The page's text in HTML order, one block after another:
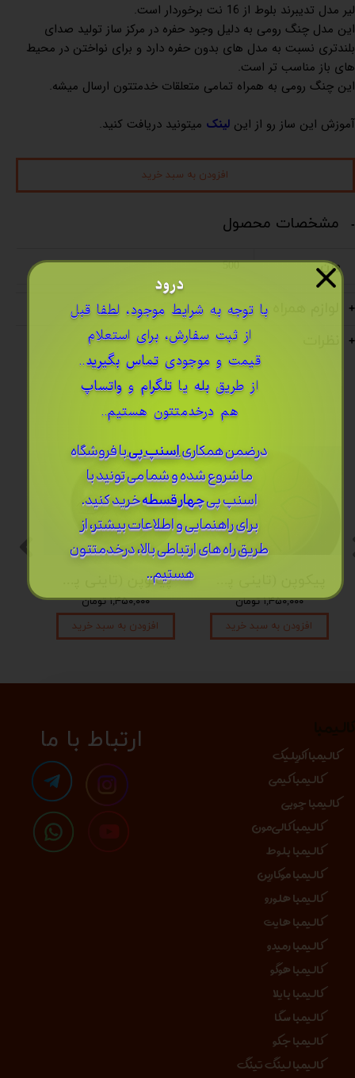
لیر مدل تدیبرند بلوط از 16 نت برخوردار است.
این مدل چنگ رومی به دلیل وجود حفره در مرکز ساز تولید صدای
بلندتری نسبت به مدل های بدون حفره دارد و برای نواختن در محیط
های باز مناسب تر است.
این چنگ رومی به همراه تمامی متعلقات خدمتتون ارسال میشه.
آموزش این ساز رو از اینلینک میتونید دریافت کنید.
افزودن به سبد خرید
مشخصات محصول
وزن 500
۱,۴۵۰,۰۰۰ تومان
افزودن به سبد خرید
۱,۴۵۰,۰۰۰ تومان
افزودن به سبد خرید
​​​ارتباط با ما
کالیمبا اکریلیک
کالیمبا کیمی
کالیمبا چوبی
کالیمبا کالی‌مون
کالیمبا بلوط
کالیمبا موکارین
کالیمبا هلورو
کالیمبا هایت
کالیمبا رمیدو
کالیمبا هوگو
کالیمبا بایلا
کالیمبا سگا
کالیمبا جکو
کالیمبا لینگ تینگ
درود
​با توجه به شرایط موجود، لطفا قبل
از ثبت سفارش، برای استعلام
قیمت و موجودی تماس بگیرید..
از طریق بله یا تلگرام و واتساپ
هم درخدمتتون هستیم..
درضمن ​همکاریاسنپ پیبا فروشگاه
ما شروع شده و شما می تونید با
اسنپ پیچهار قسطهخرید کنید.
برای راهنمایی و اطلاعات بیشتر، از
طریق راه های ارتباطی بالا، درخدمتتون
هستیم..